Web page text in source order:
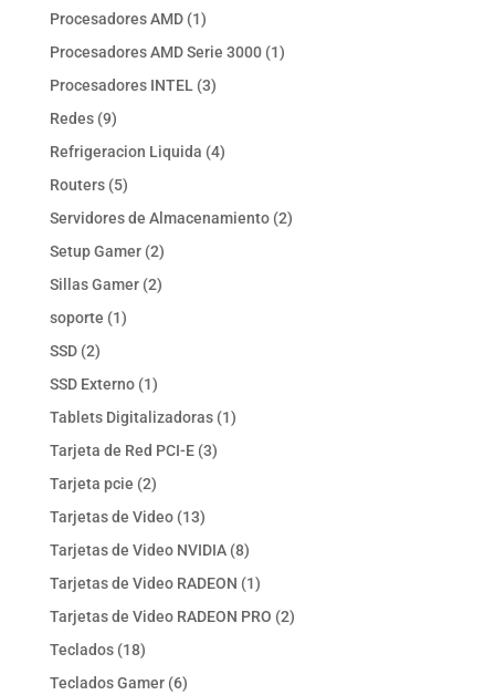
productos
Procesadores AMD 11
producto
Procesadores AMD Serie 3000 11
Procesadores INTEL 33
Redes 99
productos
Refrigeracion Liquida 44
Routers 55
productos
Servidores de Almacenamiento 22
Setup Gamer 22
productos
Sillas Gamer 22
soporte 11
SSD 22
productos
SSD Externo 11
producto
Tablets Digitalizadoras 11
Tarjeta de Red PCI-E 33
Tarjeta pcie 22
productos
Tarjetas de Video 1313
productos
Tarjetas de Video NVIDIA 88
productos
Tarjetas de Video RADEON 11
producto
Tarjetas de Video RADEON PRO 22
Teclados 1818
productos
Teclados Gamer 66